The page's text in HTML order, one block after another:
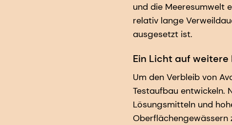
und die Meeresumwelt
relativ lange
ausgesetzt ist.
Ein Licht auf weitere
Um den Verbleib von
Testaufbau entwickeln.
Lösungsmitteln und
Oberflächengewässern